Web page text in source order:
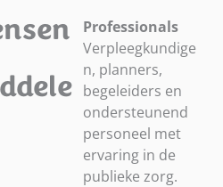
Professionals
Verpleegkundige
n, planners,
begeleiders en
ondersteunend
personeel met
ervaring in de
publieke zorg.